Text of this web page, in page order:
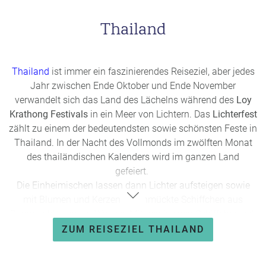
Thailand
Thailand ist immer ein faszinierendes Reiseziel, aber jedes
Jahr zwischen Ende Oktober und Ende November
verwandelt sich das Land des Lächelns während des Loy
Krathong Festivalsin ein Meer von Lichtern. Das Lichterfest
zählt zu einem der bedeutendsten sowie schönsten Feste in
Thailand. In der Nacht des Vollmonds im zwölften Monat
des thailändischen Kalenders wird im ganzen Land
gefeiert.
Die Einheimischen lassen dann Lichter aufsteigen sowie
mit Blumen und Kerzen geschmückte Schiffchen aus
die Flussgöttin Mae Khongka geehrt und um Verzeihung
gebeten werden. Zudem gehört zum Lichterfest ein
ZUM REISEZIEL THAILAND